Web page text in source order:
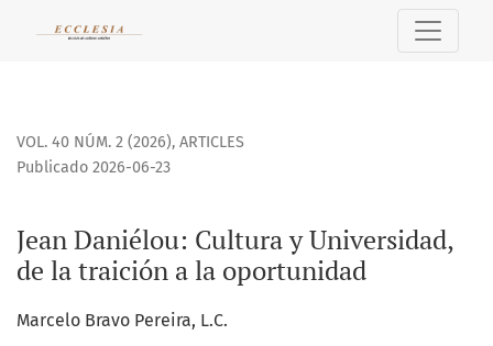
Jean Daniélou: Cultura y Universidad, de la traición a la
VOL. 40 NÚM. 2 (2026), ARTICLES
Jean Daniélou: Cultura y Universidad,
de la traición a la oportunidad
Publicado 2026-06-23
Marcelo Bravo Pereira, L.C.